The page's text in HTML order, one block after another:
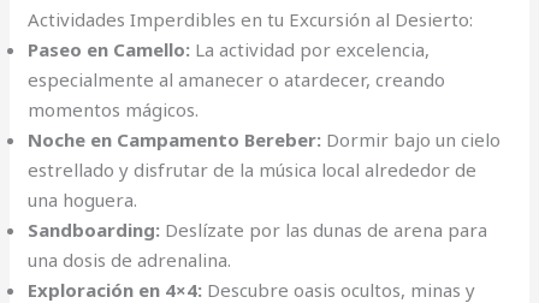
Actividades Imperdibles en tu Excursión al Desierto:
Paseo en Camello: La actividad por excelencia,
especialmente al amanecer o atardecer, creando
momentos mágicos.
Noche en Campamento Bereber: Dormir bajo un cielo
estrellado y disfrutar de la música local alrededor de
una hoguera.
Sandboarding: Deslízate por las dunas de arena para
una dosis de adrenalina.
Exploración en 4×4: Descubre oasis ocultos, minas y